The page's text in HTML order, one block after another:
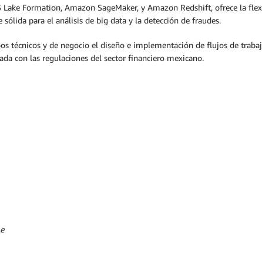
Formation, Amazon SageMaker, y Amazon Redshift, ofrece la
para el análisis de big data y la detección de fraudes.
técnicos y de negocio el diseño e implementación de flujos de
con las regulaciones del sector financiero mexicano.